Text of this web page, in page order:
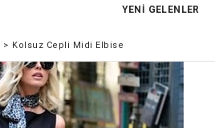
YENİ GELENLER
> Kolsuz Cepli Midi Elbise